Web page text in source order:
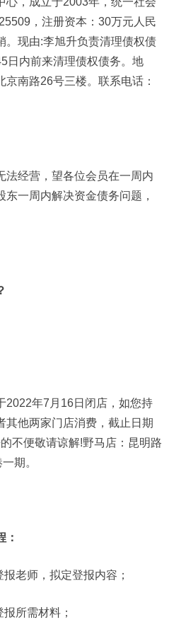
，注册资本：30万元人民
。现由:李旭升负责清理债权债
日内前来清理债权债务。地
南路26号三楼。联系电话：
法经营，望各位会员在一周内
一周内解决资金债务问题，
2022年7月16日闭店，如您持
其他两家门店消费，截止日期
不便敬请谅解!野马店：昆明路
期。
：
老师，拟定登报内容；
所需材料；